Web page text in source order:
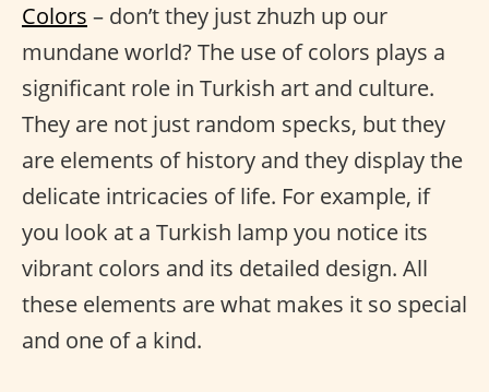
Colors – don’t they just zhuzh up our
mundane world? The use of colors plays a
significant role in Turkish art and culture.
They are not just random specks, but they
are elements of history and they display the
delicate intricacies of life. For example, if
you look at a Turkish lamp you notice its
vibrant colors and its detailed design. All
these elements are what makes it so special
and one of a kind.